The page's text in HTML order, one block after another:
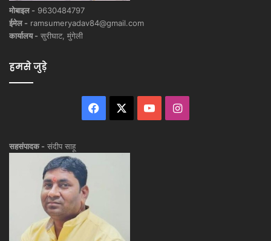
मोबाइल - 9630484797
ईमेल - ramsumeryadav84@gmail.com
कार्यालय - सुरीघाट, मुंगेली
हमसे जुड़े
Facebook YouTubeInstagram
सहसंपादक - संदीप साहू